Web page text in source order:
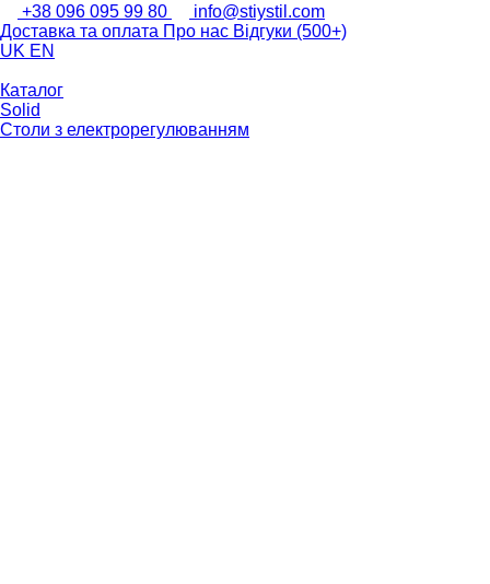
+38 096 095 99 80
info@stiystil.com
Доставка та оплата Про нас Відгуки (500+)
UK EN
Каталог
Solid
Столи з електрорегулюванням